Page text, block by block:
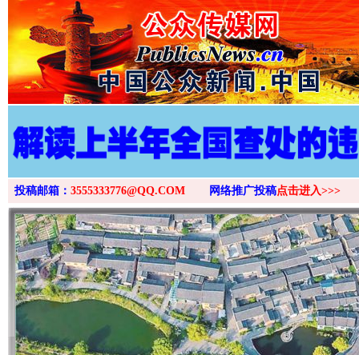
投稿邮箱： 3555333776@QQ.COM 网络推广投稿点击进入>>>